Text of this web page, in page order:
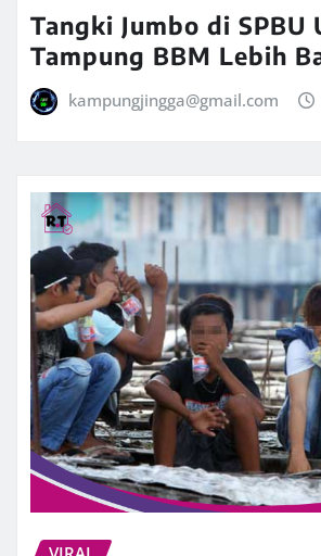
Tangki Jumbo di SPBU
Tampung BBM Lebih
kampungjingga@gmail.com